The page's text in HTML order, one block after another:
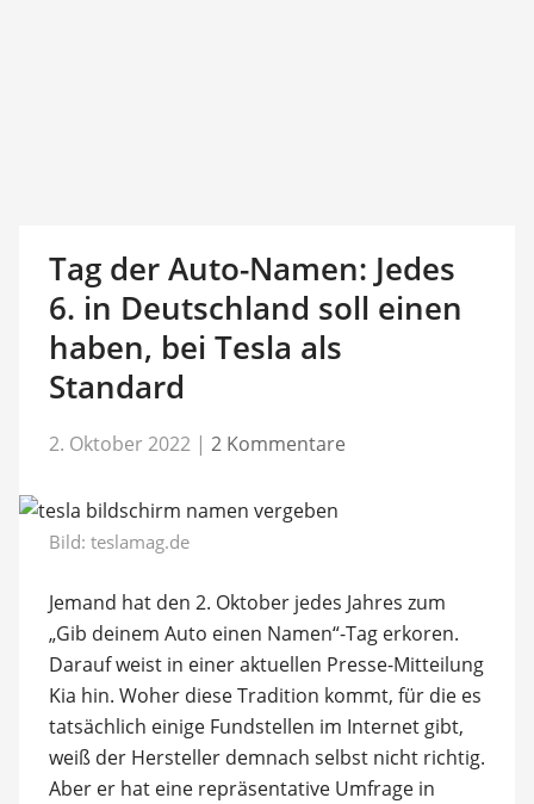
Tag der Auto-Namen: Jedes
6. in Deutschland soll einen
haben, bei Tesla als
Standard
2. Oktober 2022 | 2 Kommentare
Bild: teslamag.de
Jemand hat den 2. Oktober jedes Jahres zum
„Gib deinem Auto einen Namen“-Tag erkoren.
Darauf weist in einer aktuellen Presse-Mitteilung
Kia hin. Woher diese Tradition kommt, für die es
tatsächlich einige Fundstellen im Internet gibt,
weiß der Hersteller demnach selbst nicht richtig.
Aber er hat eine repräsentative Umfrage in